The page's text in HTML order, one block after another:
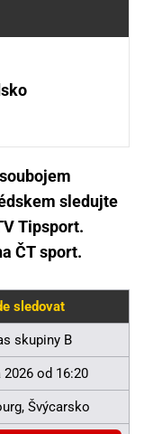
sledujte
Tipsport.
ČT sport.
sledovat
skupiny B
od 16:20
Švýcarsko